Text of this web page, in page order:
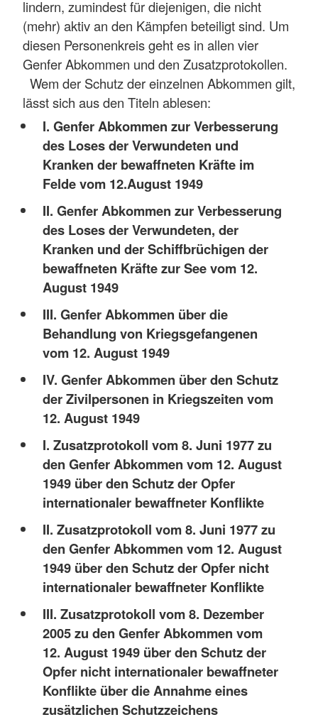
lindern, zumindest für diejenigen, die nicht
(mehr) aktiv an den Kämpfen beteiligt sind. Um
diesen Personenkreis geht es in allen vier
Genfer Abkommen und den Zusatzprotokollen.
Wem der Schutz der einzelnen Abkommen gilt,
lässt sich aus den Titeln ablesen:
I. Genfer Abkommen zur Verbesserung
des Loses der Verwundeten und
Kranken der bewaffneten Kräfte im
Felde vom 12.August 1949
II. Genfer Abkommen zur Verbesserung
des Loses der Verwundeten, der
Kranken und der Schiffbrüchigen der
bewaffneten Kräfte zur See vom 12.
August 1949
III. Genfer Abkommen über die
Behandlung von Kriegsgefangenen
vom 12. August 1949
IV. Genfer Abkommen über den Schutz
der Zivilpersonen in Kriegszeiten vom
12. August 1949
I. Zusatzprotokoll vom 8. Juni 1977 zu
den Genfer Abkommen vom 12. August
1949 über den Schutz der Opfer
internationaler bewaffneter Konflikte
II. Zusatzprotokoll vom 8. Juni 1977 zu
den Genfer Abkommen vom 12. August
1949 über den Schutz der Opfer nicht
internationaler bewaffneter Konflikte
III. Zusatzprotokoll vom 8. Dezember
2005 zu den Genfer Abkommen vom
12. August 1949 über den Schutz der
Opfer nicht internationaler bewaffneter
Konflikte über die Annahme eines
zusätzlichen Schutzzeichens